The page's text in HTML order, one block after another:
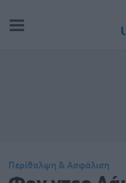
Περίθαλψη & Ασφάλιση